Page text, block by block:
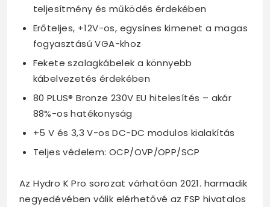
teljesítmény és működés érdekében
Erőteljes, +12V-os, egysínes kimenet a magas
fogyasztású VGA-khoz
Fekete szalagkábelek a könnyebb
kábelvezetés érdekében
80 PLUS® Bronze 230V EU hitelesítés – akár
88%-os hatékonyság
+5 V és 3,3 V-os DC-DC modulos kialakítás
Teljes védelem: OCP/OVP/OPP/SCP
Az Hydro K Pro sorozat várhatóan 2021. harmadik
negyedévében válik elérhetővé az FSP hivatalos